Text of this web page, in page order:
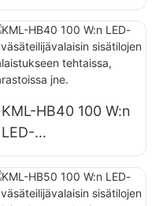
ulkomainostauluille
ja suurille kylteille
KML-HB40 100 W:n
LED-
syväsäteilijävalaisin
sisätilojen
valaistukseen